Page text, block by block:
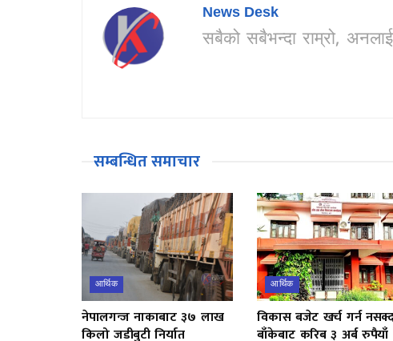
News Desk
सबैको सबैभन्दा राम्रो,
सम्बन्धित समाचार
आर्थिक
नेपालगन्ज नाकाबाट ३७ लाख
किलो जडीबुटी निर्यात
आर्थिक
विकास बजेट खर्च गर्न
बाँकेबाट करिब ३ अर्ब रुपैयाँ